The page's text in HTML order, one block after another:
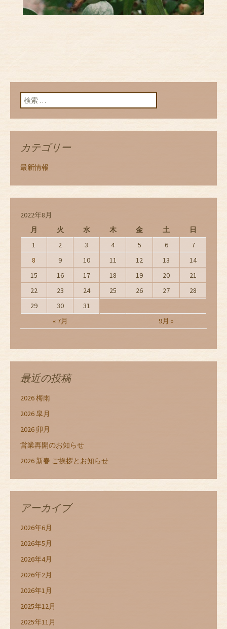
検索:
カテゴリー
最新情報
2022年8月
月
火 水 木 金 土 日
« 7月 9月 »
1 2 3 4 5 6
7
8
9 10 11 12 13
14
15
16 17 18 19 20
21
22
23 24 25 26 27
28
29
30 31
最近の投稿
2026 梅雨
2026 皐月
2026 卯月
営業再開のお知らせ
2026 新春 ご挨拶とお知らせ
アーカイブ
2026年6月
2026年5月
2026年4月
2026年2月
2026年1月
2025年12月
2025年11月